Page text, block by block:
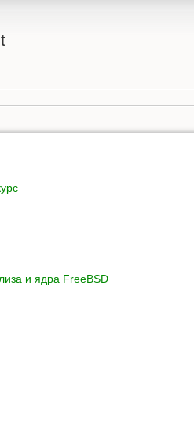
и ядра FreeBSD